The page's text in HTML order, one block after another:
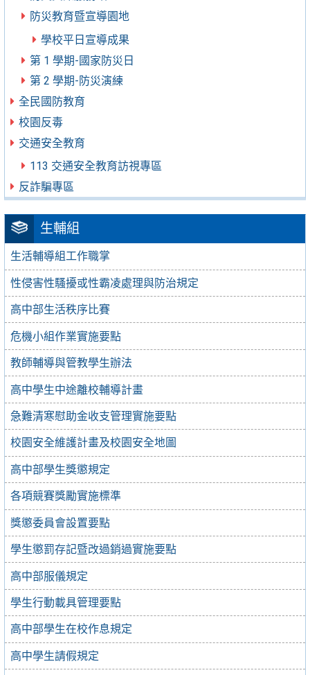
防災教育暨宣導園地
學校平日宣導成果
第 1 學期-國家防災日
第 2 學期-防災演練
全民國防教育
校園反毒
交通安全教育
113 交通安全教育訪視專區
反詐騙專區
生輔組
生活輔導組工作職掌
性侵害性騷擾或性霸凌處理與防治規定
高中部生活秩序比賽
危機小組作業實施要點
教師輔導與管教學生辦法
高中學生中途離校輔導計畫
急難清寒慰助金收支管理實施要點
校園安全維護計畫及校園安全地圖
高中部學生獎懲規定
各項競賽獎勵實施標準
獎懲委員會設置要點
學生懲罰存記暨改過銷過實施要點
高中部服儀規定
學生行動載具管理要點
高中部學生在校作息規定
高中學生請假規定